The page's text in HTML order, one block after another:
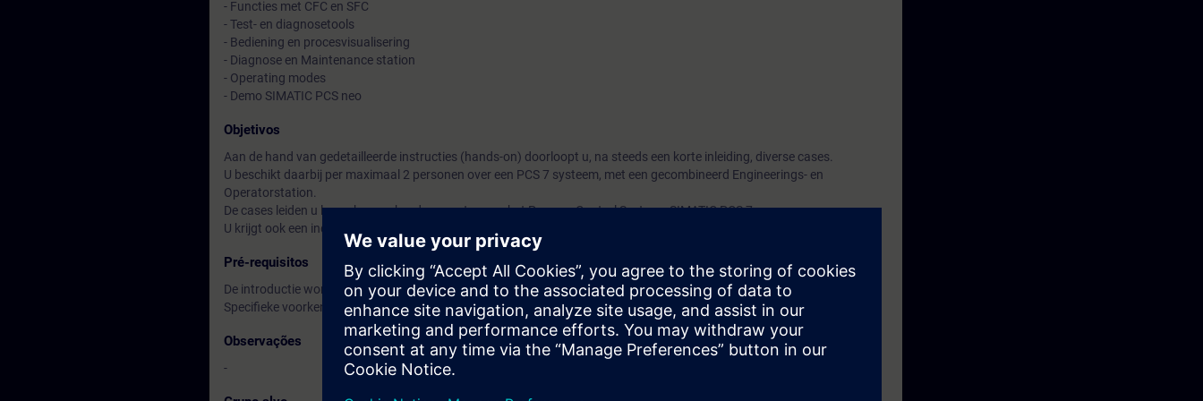
- Functies met CFC en SFC
- Test- en diagnosetools
- Bediening en procesvisualisering
- Diagnose en Maintenance station
- Operating modes
- Demo SIMATIC PCS neo
Objetivos
Aan de hand van gedetailleerde instructies (hands-on) doorloopt u, na steeds een korte inleiding, diverse cases.
U beschikt daarbij per maximaal 2 personen over een PCS 7 systeem, met een gecombineerd Engineerings- en
Operatorstation.
De cases leiden u langs kenmerkende aspecten van het Process Control Systeem SIMATIC PCS 7.
U krijgt ook een indruk van SIMATIC PCS neo.
Pré-requisitos
De introductie workshop is een eerste kennismaking met het systeem voor een brede doelgroep.
Specifieke voorkennis is om deze reden niet nodig.
Observações
-